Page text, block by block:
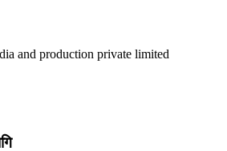
and production private limited